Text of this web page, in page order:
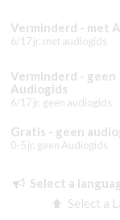
Verminderd - met
6/17 jr. met audiogids
Verminderd - geen
Audiogids
6/17 jr. geen audiogids
Gratis - geen
0-5 jr. geen Audiogids
Select a
Select a